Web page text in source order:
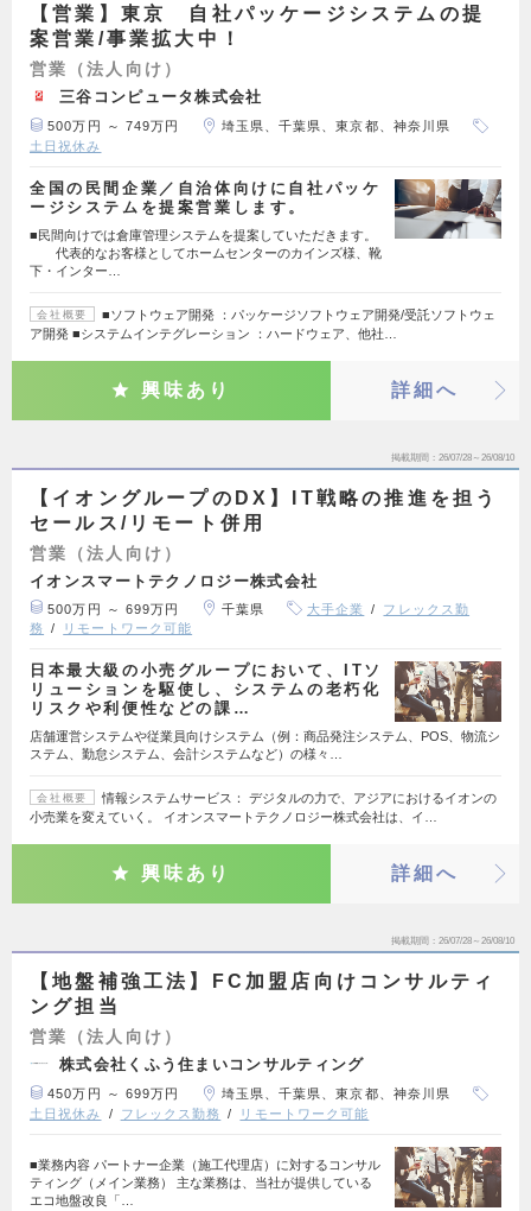
【営業】東京 自社パッケージシステムの提
案営業/事業拡大中！
営業（法人向け）
三谷コンピュータ株式会社
500万円 ～ 749万円
埼玉県、千葉県、東京都、神奈川県
土日祝休み
全国の民間企業／自治体向けに自社パッケ
ージシステムを提案営業します。
■民間向けでは倉庫管理システムを提案していただきます。
代表的なお客様としてホームセンターのカインズ様、靴
下・インター…
会社概要
■ソフトウェア開発 ：パッケージソフトウェア開発/受託ソフトウェ
ア開発 ■システムインテグレーション ：ハードウェア、他社…
興味あり 詳細へ
掲載期間 26/07/28～26/08/10
【イオングループのDX】IT戦略の推進を担う
セールス/リモート併用
営業（法人向け）
イオンスマートテクノロジー株式会社
500万円 ～ 699万円 千葉県 大手企業
フレックス勤
務
リモートワーク可能
日本最大級の小売グループにおいて、ITソ
リューションを駆使し、システムの老朽化
リスクや利便性などの課…
店舗運営システムや従業員向けシステム（例：商品発注システム、POS、物流シ
ステム、勤怠システム、会計システムなど）の様々…
会社概要
情報システムサービス： デジタルの力で、アジアにおけるイオンの
小売業を変えていく。 イオンスマートテクノロジー株式会社は、イ…
興味あり 詳細へ
掲載期間 26/07/28～26/08/10
【地盤補強工法】FC加盟店向けコンサルティ
ング担当
営業（法人向け）
株式会社くふう住まいコンサルティング
450万円 ～ 699万円
埼玉県、千葉県、東京都、神奈川県
土日祝休み
フレックス勤務 リモートワーク可能
■業務内容 パートナー企業（施工代理店）に対するコンサル
ティング（メイン業務） 主な業務は、当社が提供している
エコ地盤改良「…